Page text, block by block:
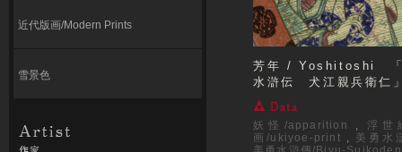
近代版画/Modern Prints
雪景色
芳年 / Yoshitoshi 「
水滸伝 犬江親兵衛仁
妖怪/apparition , 浮世
画/ukiyoe-print , 美勇水